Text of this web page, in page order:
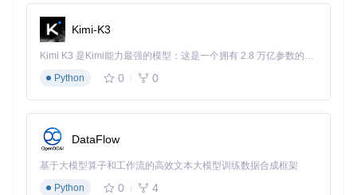
在传统的命令行训练方式中，用户很难实时监控训练进度和效
果，也无法在训练过程中进行灵活的调整。
方案：实时监控与可视化训练界面
观地看到训练过程中的损失值变化、生成图像效果等。同时，
用户还可以根据监控结果，随时调整训练参数，确保训练过程
朝着理想的方向进行。
![模型训练监控界面](https://raw.gitcode.com/GitHub_Trendin
g/ko/kohya_ss/raw/4161d1d80ad554f7801c584632665d682
5994062/test/img/10_darius kawasaki person/Dariusz_Zawa
Kimi-K3
Kimi K3 是Kimi能力最强的模型：这是一个拥有 2.8 万亿参数的混合专家（MoE）模型，具备原生视觉理解能力，并支持 100 万 token 的上下文窗口。
Python
0 0
DataFlow
基于大模型算子和工作流的高效文本大模型训练数据合成框架
Python
0 4